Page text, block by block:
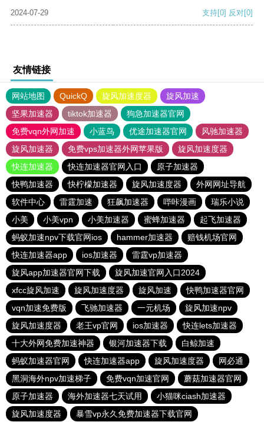
2024-07-29 支持[0] 反对[0]
友情链接
网站地图 QuickQ 旋风加速度器
旋风加速
坚果加速器
tiktok加速器
狗急加速器官网
免费vqn外网加速
小蓝鸟 优途加速器官网
风驰加速器
旋风加速器
免费vps加速器外网苹果版
旋风加速度器
快连加速器
快连加速器官网入口
原子加速器
快鸭加速器
快柠檬加速器 旋风加速度器
外网网址导航
软件中心
雷霆加速 狂飙加速器 哔咔漫画
瑞乐小说
小美
小美vpn 小美加速器 蜜蜂加速器
起飞加速器
蚂蚁加速npv下载官网ios
hammer加速器
赔钱机场官网
快连加速器app
ios加速器
雷霆vp加速器
旋风app加速器官网下载
旋风加速官网入口2024
xfcc旋风加速
旋风加速度器 旋风加速
快鸭加速器官网
vqn加速免费版
飞驰加速器 一元机场
旋风加速npv
旋风加速度器
老王vp官网 ios加速器
快连lets加速器
十大外网免费加速神器
银河加速器下载
白鲸加速
蚂蚁加速器官网
快连加速器app 旋风加速度器
网必通
黑洞海外npv加速梯子
免费vqn加速官网
蘑菇加速器官网
原子加速器
海外加速器七天试用
小猫咪ciash加速器
旋风加速度器
暴雪vp永久免费加速器下载官网